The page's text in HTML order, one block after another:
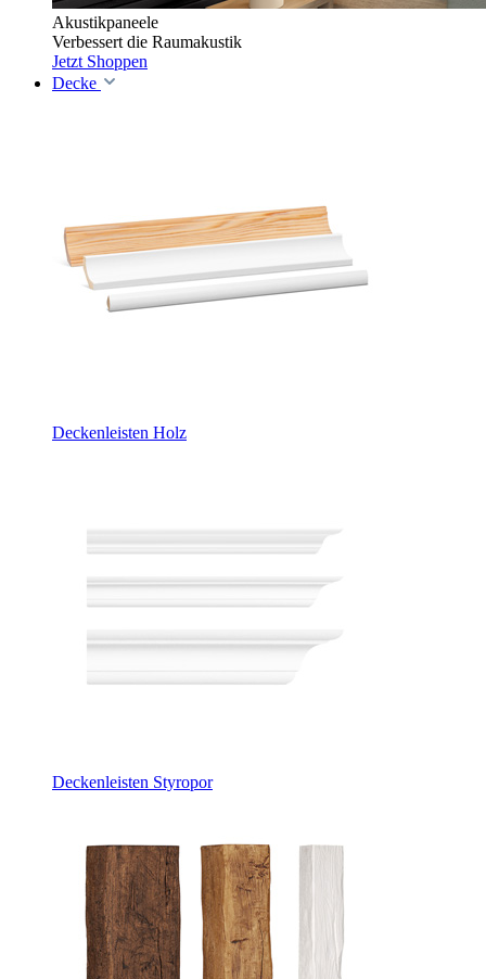
Akustikpaneele
Verbessert die Raumakustik
Jetzt Shoppen
Decke
Deckenleisten Holz
Deckenleisten Styropor